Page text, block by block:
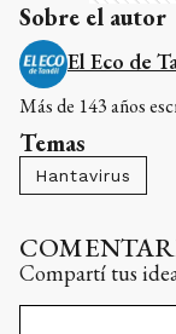
Sobre el autor
El Eco de
Más de 143 años
Temas
Hantavirus
Compartí tus